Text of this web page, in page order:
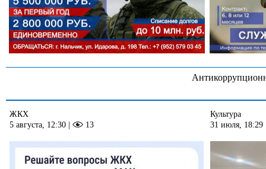
ЖКХ
5 августа, 12:30 | 13
Культура
31 июля, 18:29